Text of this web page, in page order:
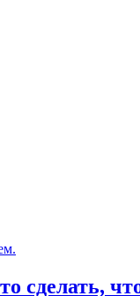
сделать,